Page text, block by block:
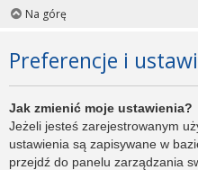
Na górę
Preferencje i
Jak zmienić moje ustawienia?
Jeżeli jesteś zarejestrowanym
ustawienia są zapisywane w
przejdź do panelu zarządzania